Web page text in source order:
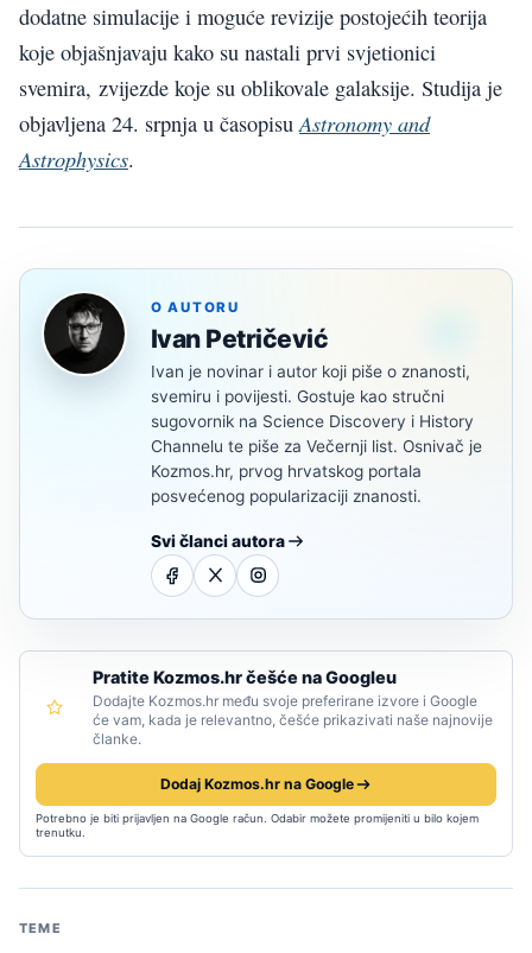
dodatne simulacije i moguće revizije postojećih teorija
koje objašnjavaju kako su nastali prvi svjetionici
svemira, zvijezde koje su oblikovale galaksije. Studija je
objavljena 24. srpnja u časopisu Astronomy and
Astrophysics.
O AUTORU
Ivan Petričević
Ivan je novinar i autor koji piše o znanosti,
svemiru i povijesti. Gostuje kao stručni
sugovornik na Science Discovery i History
Channelu te piše za Večernji list. Osnivač je
Kozmos.hr, prvog hrvatskog portala
posvećenog popularizaciji znanosti.
Svi članci autora
Pratite Kozmos.hr češće na Googleu
Dodajte Kozmos.hr među svoje preferirane izvore i Google
će vam, kada je relevantno, češće prikazivati naše najnovije
članke.
Dodaj Kozmos.hr na Google
Potrebno je biti prijavljen na Google račun. Odabir možete promijeniti u bilo kojem
trenutku.
TEME